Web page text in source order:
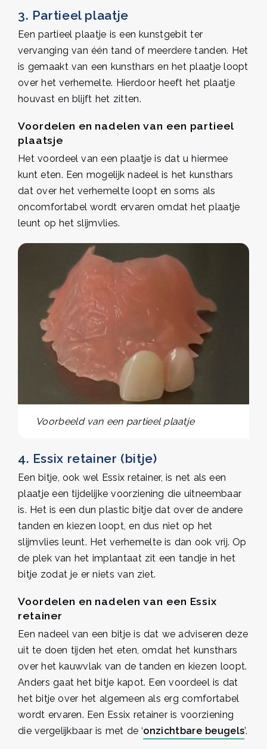
3. Partieel plaatje
Een partieel plaatje is een kunstgebit ter
vervanging van één tand of meerdere tanden. Het
is gemaakt van een kunsthars en het plaatje loopt
over het verhemelte. Hierdoor heeft het plaatje
houvast en blijft het zitten.
Voordelen en nadelen van een partieel
plaatsje
Het voordeel van een plaatje is dat u hiermee
kunt eten. Een mogelijk nadeel is het kunsthars
dat over het verhemelte loopt en soms als
oncomfortabel wordt ervaren omdat het plaatje
leunt op het slijmvlies.
Voorbeeld van een partieel plaatje
4. Essix retainer (bitje)
Een bitje, ook wel Essix retainer, is net als een
plaatje een tijdelijke voorziening die uitneembaar
is. Het is een dun plastic bitje dat over de andere
tanden en kiezen loopt, en dus niet op het
slijmvlies leunt. Het verhemelte is dan ook vrij. Op
de plek van het implantaat zit een tandje in het
bitje zodat je er niets van ziet.
Voordelen en nadelen van een Essix
retainer
Een nadeel van een bitje is dat we adviseren deze
uit te doen tijden het eten, omdat het kunsthars
over het kauwvlak van de tanden en kiezen loopt.
Anders gaat het bitje kapot. Een voordeel is dat
het bitje over het algemeen als erg comfortabel
wordt ervaren. Een Essix retainer is voorziening
die vergelijkbaar is met de ‘onzichtbare beugels’.